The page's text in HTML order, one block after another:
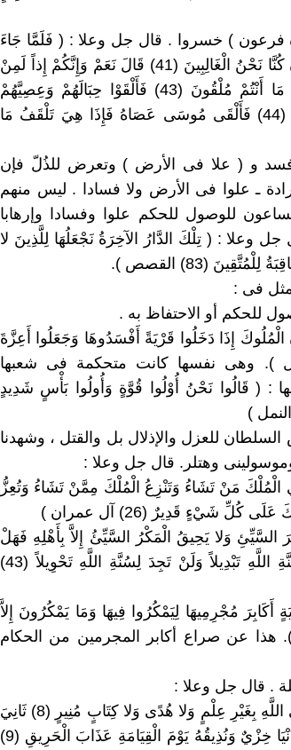
فرعون ) خسروا . قال جل وعلا : ( فَلَمَّا جَاءَ
السَّحَرَةُ قَالُوا لِفِرْعَوْنَ أَئِنَّ لَنَا لأَجْراً إِنْ كُنَّا نَحْنُ الْغَالِبِينَ (41) قَالَ نَعَمْ وَإِنَّكُمْ إِذاً لَمِنْ
الْمُقَرَّبِينَ (42) قَالَ لَهُمْ مُوسَى أَلْقُوا مَا أَنْتُمْ مُلْقُونَ (43) فَأَلْقَوْا حِبَالَهُمْ وَعِصِيَّهُمْ
وَقَالُوا بِعِزَّةِ فِرْعَوْنَ إِنَّا لَنَحْنُ الْغَالِبُونَ (44) فَأَلْقَى مُوسَى عَصَاهُ فَإِذَا هِيَ تَلْقَفُ مَا
و ( علا فى الأرض ) وتعرض للذُلّ فإن
ـ علوا فى الأرض ولا فسادا . ليس منهم
للوصول للحكم علوا وفسادا وإرهابا
وعلا : ( تِلْكَ الدَّارُ الآخِرَةُ نَجْعَلُهَا لِلَّذِينَ لا
(83) القصص ).
الْمُلُوكَ إِذَا دَخَلُوا قَرْيَةً أَفْسَدُوهَا وَجَعَلُوا أَعِزَّةَ
وَكَذَلِكَ يَفْعَلُونَ (34) النمل ). وهى نفسها كانت متحكمة فى شعبها
: ( قَالُوا نَحْنُ أُوْلُوا قُوَّةٍ وَأُولُوا بَأْسٍ شَدِيدٍ
السلطان للعزل والإذلال بل والقتل ، وشهدنا
وهتلر. قال جل وعلا :
الْمُلْكَ مَنْ تَشَاءُ وَتَنْزِعُ الْمُلْكَ مِمَّنْ تَشَاءُ وَتُعِزُّ
شَيْءٍ قَدِيرٌ (26) آل عمران )
السَّيِّئِ وَلا يَحِيقُ الْمَكْرُ السَّيِّئُ إِلاَّ بِأَهْلِهِ فَهَلْ
يَنْظُرُونَ إِلاَّ سُنَّةَ الأَوَّلِينَ فَلَنْ تَجِدَ لِسُنَّةِ اللَّهِ تَبْدِيلاً وَلَنْ تَجِدَ لِسُنَّةِ اللَّهِ تَحْوِيلاً (43)
أَكَابِرَ مُجْرِمِيهَا لِيَمْكُرُوا فِيهَا وَمَا يَمْكُرُونَ إِلاَّ
(123) الأنعام ). هذا عن صراع أكابر المجرمين من الحكام
3 / 2 / 1 : ( وَمِنْ النَّاسِ مَنْ يُجَادِلُ فِي اللَّهِ بِغَيْرِ عِلْمٍ وَلا هُدًى وَلا كِتَابٍ مُنِيرٍ (8) ثَانِيَ
عِطْفِهِ لِيُضِلَّ عَنْ سَبِيلِ اللَّهِ لَهُ فِي الدُّنْيَا خِزْيٌ وَنُذِيقُهُ يَوْمَ الْقِيَامَةِ عَذَابَ الْحَرِيقِ (9)